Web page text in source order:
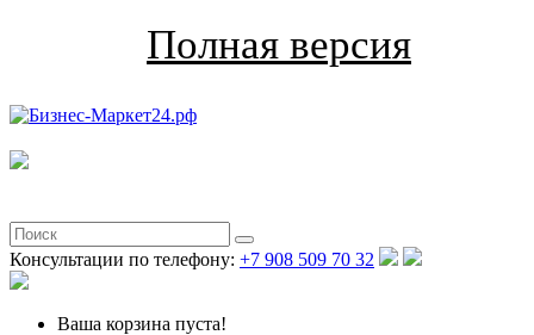
Полная версия
Консультации по телефону: +7 908 509 70 32
Ваша корзина пуста!